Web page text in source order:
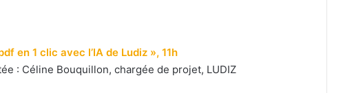
en 1 clic avec l’IA de Ludiz », 11h
: Céline Bouquillon, chargée de projet, LUDIZ